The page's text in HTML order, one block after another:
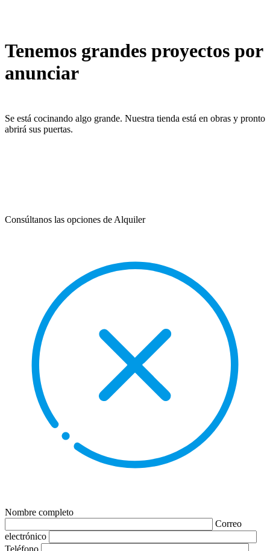
Tenemos grandes proyectos por
anunciar
Se está cocinando algo grande. Nuestra tienda está en obras y pronto
abrirá sus puertas.
Consúltanos las opciones de Alquiler
Nombre completo
Correo
electrónico
Teléfono